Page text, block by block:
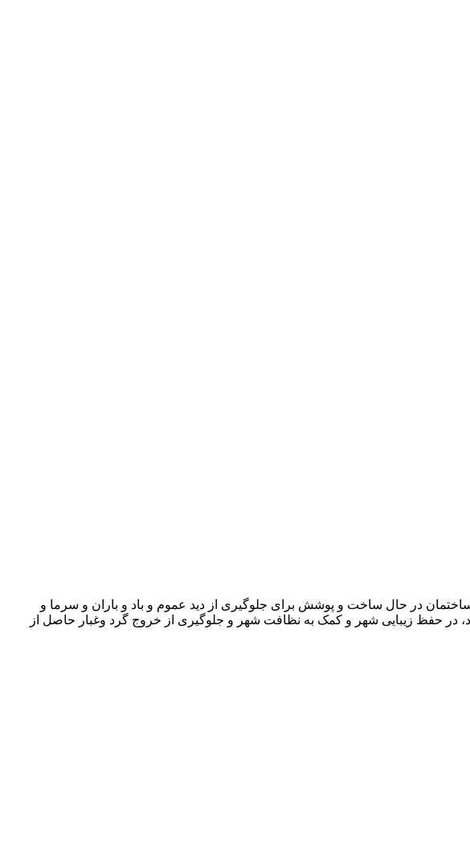
ساختمان در حال ساخت و پوشش برای جلوگیری از دید عموم و باد و باران و سرما و
در حفظ زیبایی شهر و کمک به نظافت شهر و جلوگیری از خروج گرد وغبار حاصل از